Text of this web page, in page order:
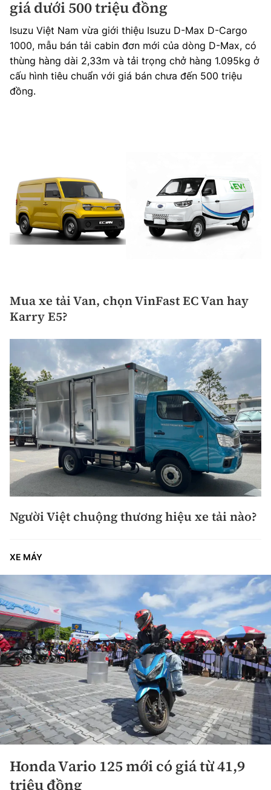
giá dưới 500 triệu đồng
Isuzu Việt Nam vừa giới thiệu Isuzu D-Max D-Cargo
1000, mẫu bán tải cabin đơn mới của dòng D-Max, có
thùng hàng dài 2,33m và tải trọng chở hàng 1.095kg ở
cấu hình tiêu chuẩn với giá bán chưa đến 500 triệu
đồng.
Mua xe tải Van, chọn VinFast EC Van hay
Karry E5?
Người Việt chuộng thương hiệu xe tải nào?
XE MÁY
Honda Vario 125 mới có giá từ 41,9
triệu đồng